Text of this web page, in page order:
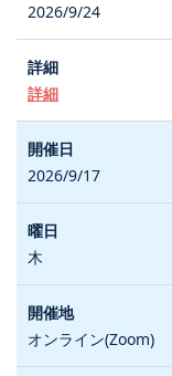
2026/9/24
詳細
2026/9/17
木
オンライン(Zoom)